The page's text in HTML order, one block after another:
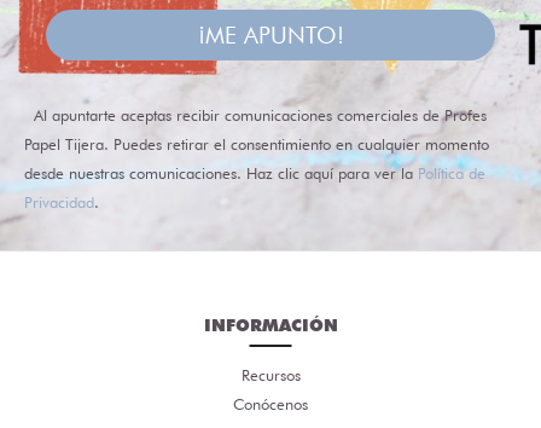
¡ME APUNTO!
Al apuntarte aceptas recibir comunicaciones comerciales de Profes
Papel Tijera. Puedes retirar el consentimiento en cualquier momento
desde nuestras comunicaciones. Haz clic aquí para ver la Política de
Privacidad.
INFORMACIÓN
Recursos
Conócenos